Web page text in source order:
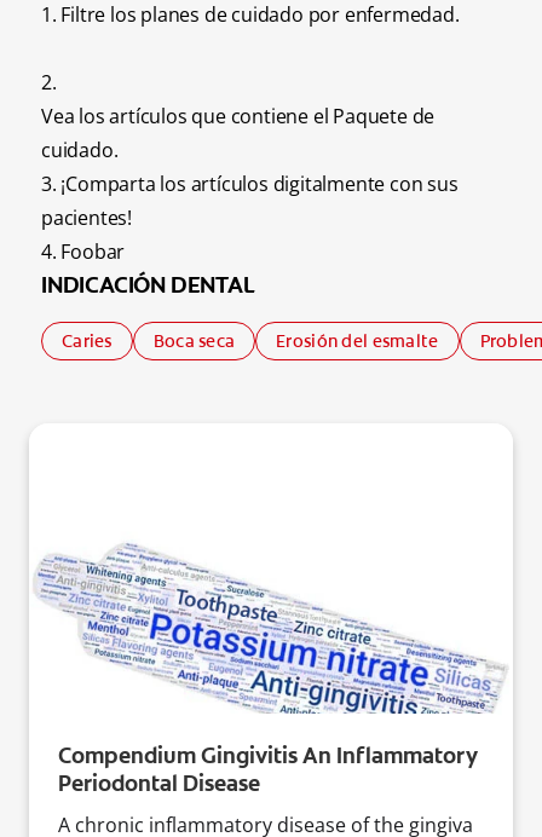
1. Filtre los planes de cuidado por enfermedad.
2.
Vea los artículos que contiene el Paquete de
cuidado.
3. ¡Comparta los artículos digitalmente con sus
pacientes!
4. Foobar
INDICACIÓN DENTAL
Caries Boca seca Erosión del esmalte
Compendium Gingivitis An Inflammatory
Periodontal Disease
A chronic inflammatory disease of the gingiva